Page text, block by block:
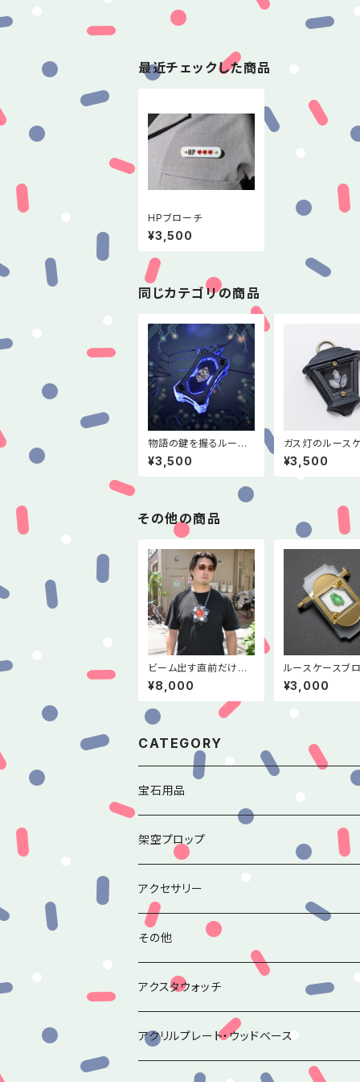
最近チェックした商品
HPブローチ
¥3,500
同じカテゴリの商品
物語の鍵を握るルース
ケース
¥3,500
ガス灯のルース
(チャームタイプ)
¥3,500
その他の商品
ビーム出す直前だけシ
ールドが開いてコアに
攻撃が通るタイプのボ
¥8,000
ルースケースブ
アール・デコ100
念デザイン>
¥3,000
CATEGORY
宝石用品
香水瓶のルースチャームシリーズ
アンティークミラーのルースチャームシリー
その他ルースチャーム
架空プロップ
アクセサリー
その他
アクスタウォッチ
アクリルプレート・ウッドベース